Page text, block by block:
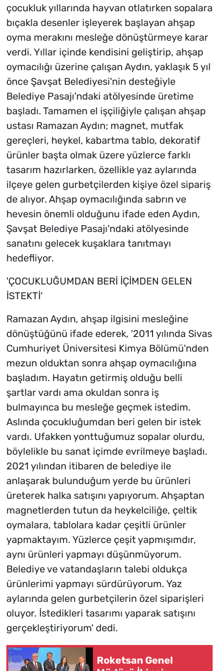
çocukluk yıllarında hayvan otlatırken sopalara
bıçakla desenler işleyerek başlayan ahşap
oyma merakını mesleğe dönüştürmeye karar
verdi. Yıllar içinde kendisini geliştirip, ahşap
oymacılığı üzerine çalışan Aydın, yaklaşık 5 yıl
önce Şavşat Belediyesi'nin desteğiyle
Belediye Pasajı'ndaki atölyesinde üretime
başladı. Tamamen el işçiliğiyle çalışan ahşap
ustası Ramazan Aydın; magnet, mutfak
gereçleri, heykel, kabartma tablo, dekoratif
ürünler başta olmak üzere yüzlerce farklı
tasarım hazırlarken, özellikle yaz aylarında
ilçeye gelen gurbetçilerden kişiye özel sipariş
de alıyor. Ahşap oymacılığında sabrın ve
hevesin önemli olduğunu ifade eden Aydın,
Şavşat Belediye Pasajı'ndaki atölyesinde
sanatını gelecek kuşaklara tanıtmayı
hedefliyor.
'ÇOCUKLUĞUMDAN BERİ İÇİMDEN GELEN
İSTEKTİ'
Ramazan Aydın, ahşap ilgisini mesleğine
dönüştüğünü ifade ederek, '2011 yılında Sivas
Cumhuriyet Üniversitesi Kimya Bölümü'nden
mezun olduktan sonra ahşap oymacılığına
başladım. Hayatın getirmiş olduğu belli
şartlar vardı ama okuldan sonra iş
bulmayınca bu mesleğe geçmek istedim.
Aslında çocukluğumdan beri gelen bir istek
vardı. Ufakken yonttuğumuz sopalar olurdu,
böylelikle bu sanat içimde evrilmeye başladı.
2021 yılından itibaren de belediye ile
anlaşarak bulunduğum yerde bu ürünleri
üreterek halka satışını yapıyorum. Ahşaptan
magnetlerden tutun da heykelciliğe, çeltik
oymalara, tablolara kadar çeşitli ürünler
yapmaktayım. Yüzlerce çeşit yapmışımdır,
aynı ürünleri yapmayı düşünmüyorum.
Belediye ve vatandaşların talebi oldukça
ürünlerimi yapmayı sürdürüyorum. Yaz
aylarında gelen gurbetçilerin özel siparişleri
oluyor. İstedikleri tasarımı yaparak satışını
gerçekleştiriyorum' dedi.
Roketsan Genel